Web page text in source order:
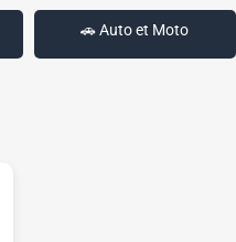
🚗 Auto et Moto